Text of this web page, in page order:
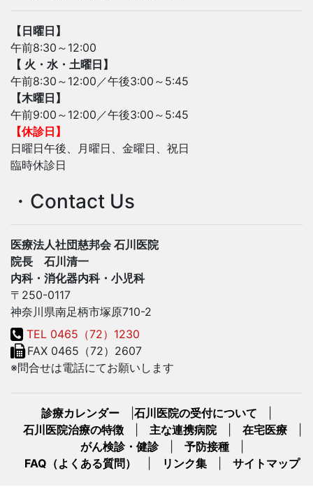
【日曜日】
午前8:30～12:00
【 火・水・土曜日】
午前8:30～12:00／午後3:00～5:45
【木曜日】
午前9:00～12:00／午後3:00～5:45
【休診日】
日曜日午後、月曜日、金曜日、祝日
臨時休診日
・Contact Us
医療法人社団慈邦会 石川医院
院長 石川清一
内科・消化器内科・小児科
〒250-0117
神奈川県南足柄市塚原710-2
TEL 0465（72）1230
FAX 0465（72）2607
※問合せは電話にてお願いします
診療カレンダー 石川医院の受付について
石川医院治療の特徴| 主な連携病院| 在宅医療|
がん検診・健診| 予防接種
FAQ（よくある質問）
リンク集 サイトマップ